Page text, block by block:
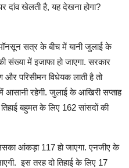
दांव खेलती है, यह देखना होगा?
सत्र के बीच में यानी जुलाई के
संख्या में इजाफा हो जाएगा. सरकार
परिसीमन विधेयक लाती है तो
आसानी रहेगी. जुलाई के आखिरी सप्ताह
बहुमत के लिए 162 सांसदों की
आंकड़ा 117 हो जाएगा. एनजीए के
इस तरह दो तिहाई के लिए 17